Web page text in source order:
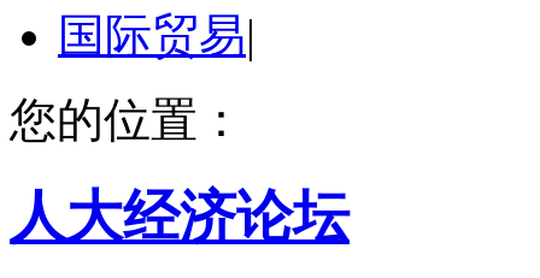
国际贸易|
您的位置：
人大经济论坛